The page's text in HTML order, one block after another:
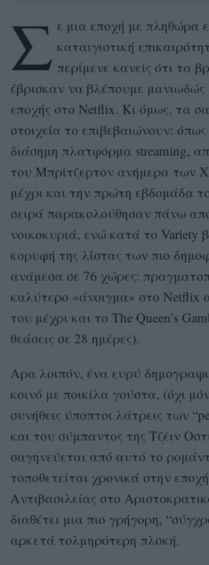
Σ ε μια εποχή με πληθώρα
καταιγιστική
περίμενε κανείς ότι τα
έβρισκαν να βλέπουμε μανιωδώς
εποχής στο Netflix. Κι όμως, τα
στοιχεία το επιβεβαιώνουν: όπως
διάσημη πλατφόρμα streaming,
του Μπρίτζερτον ανήμερα των
μέχρι και την πρώτη εβδομάδα
σειρά παρακολούθησαν πάνω
νοικοκυριά, ενώ κατά το Variety
κορυφή της λίστας των πιο
ανάμεσα σε 76 χώρες:
καλύτερο «άνοιγμα» στο Netflix
του μέχρι και το The Queen’s
θεάσεις σε 28 ημέρες).
Αρα λοιπόν, ένα ευρύ
κοινό με ποικίλα γούστα, (όχι
συνήθεις ύποπτοι λάτρεις των
και του σύμπαντος της Τζέιν
σαγηνεύεται από αυτό το
τοποθετείται χρονικά στην
Αντιβασιλείας στο
διαθέτει μια πιο γρήγορη,
αρκετά τολμηρότερη πλοκή.